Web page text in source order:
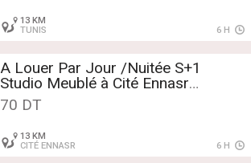
13 KM
TUNIS
6 H
A Louer Par Jour /Nuitée S+1
Studio Meublé à Cité Ennasr
58309017
70 DT
13 KM
CITÉ ENNASR
6 H